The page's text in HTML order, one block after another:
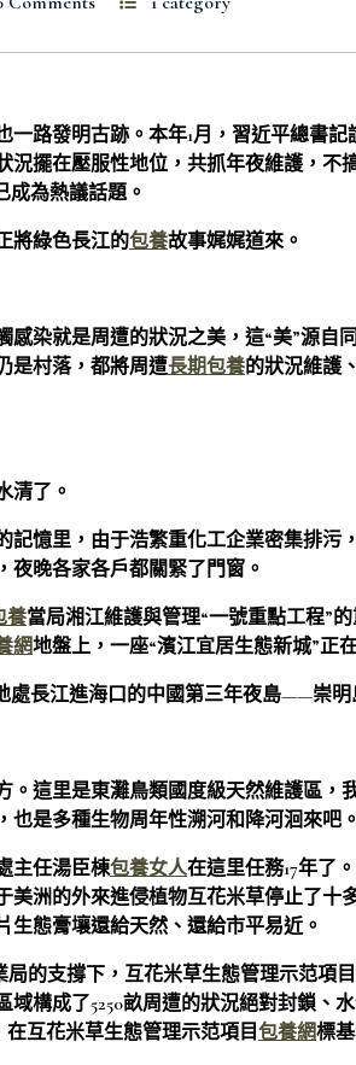
一路發明古跡。本年1月，習近平總書
況擺在壓服性地位，共抓年夜維護，不
成為熱議話題。
將綠色長江的包養故事娓娓道來。
感染就是周遭的狀況之美，這“美”源自
是村落，都將周遭長期包養的狀況維護
清了。
記憶里，由于浩繁重化工企業密集排污
夜晚各家各戶都關緊了門窗。
養當局湘江維護與管理“一號重點工程”
網地盤上，一座“濱江宜居生態新城”正
處長江進海口的中國第三年夜島——崇明
。這里是東灘鳥類國度級天然維護區，
是多種生物周年性溯河和降河洄來吧
主任湯臣棟包養女人在這里任務17年了
美洲的外來進侵植物互花米草停止了十
態膏壤還給天然、還給市平易近。
局的支撐下，互花米草生態管理示范項
域構成了5250畝周遭的狀況絕對封鎖、
在互花米草生態管理示范項目包養網標